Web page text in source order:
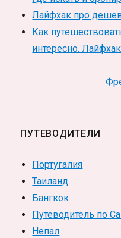
Лайфхак про
Как
интересно.
ПУТЕВОДИТЕЛИ
Португалия
Таиланд
Бангкок
Путеводитель по
Непал